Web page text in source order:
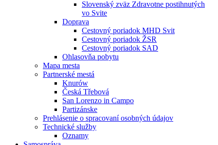
Slovenský zväz Zdravotne postihnutých
vo Svite
Doprava
Cestovný poriadok MHD Svit
Cestovný poriadok ŽSR
Cestovný poriadok SAD
Ohlasovňa pobytu
Mapa mesta
Partnerské mestá
Knurów
Česká Třebová
San Lorenzo in Campo
Partizánske
Prehlásenie o spracovaní osobných údajov
Technické služby
Oznamy